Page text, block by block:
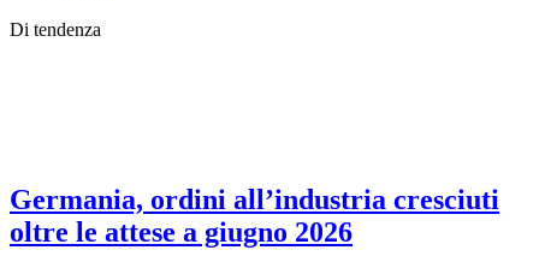
Di tendenza
Germania, ordini all’industria cresciuti
oltre le attese a giugno 2026